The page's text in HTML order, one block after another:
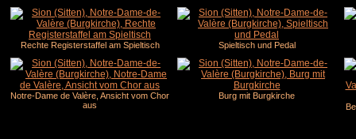
Rechte Registerstaffel am Spieltisch Spieltisch und Pedal
Notre-Dame de Valère, Ansicht vom Chor
aus
Burg mit Burgkirche